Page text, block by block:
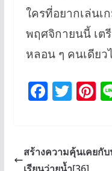
ใครที่อยากเล่นเ
พฤศจิกายนนี้ เต
หลอน ๆ คนเดียว
F
e
T
er
Pi
e
สร้างความคุ้นเคยกับ